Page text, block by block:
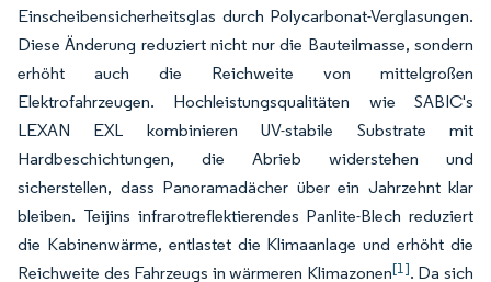
Einscheibensicherheitsglas durch Polycarbonat-Verglasungen.
Diese Änderung reduziert nicht nur die Bauteilmasse, sondern
erhöht auch die Reichweite von mittelgroßen
Elektrofahrzeugen. Hochleistungsqualitäten wie SABIC's
LEXAN EXL kombinieren UV-stabile Substrate mit
Hardbeschichtungen, die Abrieb widerstehen und
sicherstellen, dass Panoramadächer über ein Jahrzehnt klar
bleiben. Teijins infrarotreflektierendes Panlite-Blech reduziert
die Kabinenwärme, entlastet die Klimaanlage und erhöht die
Reichweite des Fahrzeugs in wärmeren Klimazonen[1]. Da sich